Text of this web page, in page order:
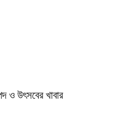
ও উৎসবের খাবার